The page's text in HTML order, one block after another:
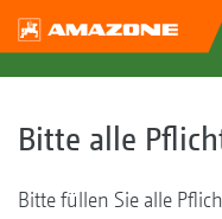
Bitte alle
Bitte füllen Sie alle